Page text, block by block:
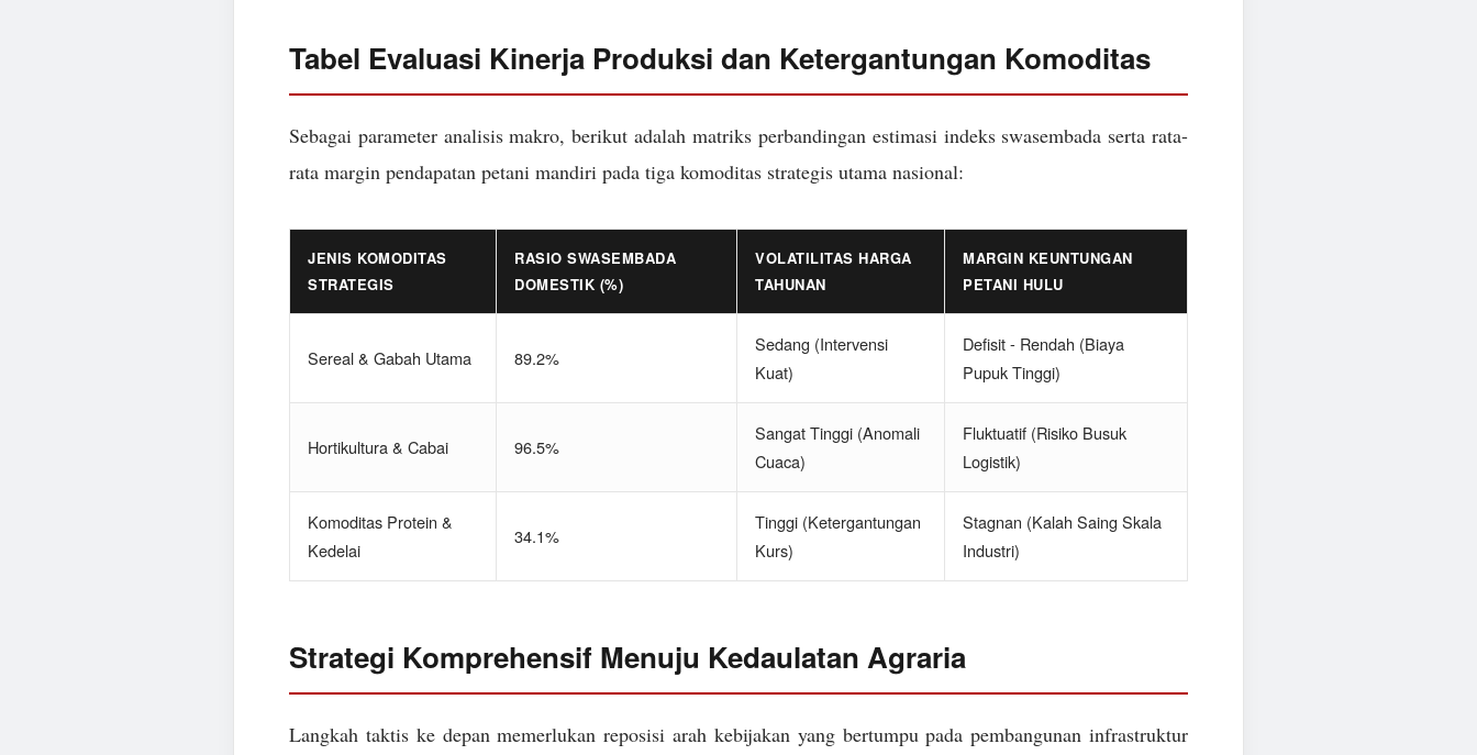
Tabel Evaluasi Kinerja Produksi dan Ketergantungan Komoditas
Sebagai parameter analisis makro, berikut adalah matriks perbandingan estimasi indeks swasembada serta rata-
rata margin pendapatan petani mandiri pada tiga komoditas strategis utama nasional:
JENIS KOMODITAS
STRATEGIS
RASIO SWASEMBADA
DOMESTIK (%)
VOLATILITAS HARGA
TAHUNAN
MARGIN KEUNTUNGAN
PETANI HULU
Sereal & Gabah Utama 89.2%
Sedang (Intervensi
Kuat)
Defisit - Rendah (Biaya
Pupuk Tinggi)
Hortikultura & Cabai 96.5%
Sangat Tinggi (Anomali
Cuaca)
Fluktuatif (Risiko Busuk
Logistik)
Komoditas Protein &
Kedelai
34.1%
Tinggi (Ketergantungan
Kurs)
Stagnan (Kalah Saing Skala
Industri)
Strategi Komprehensif Menuju Kedaulatan Agraria
Langkah taktis ke depan memerlukan reposisi arah kebijakan yang bertumpu pada pembangunan infrastruktur